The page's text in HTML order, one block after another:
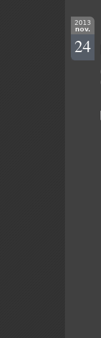
2013
nov.
24